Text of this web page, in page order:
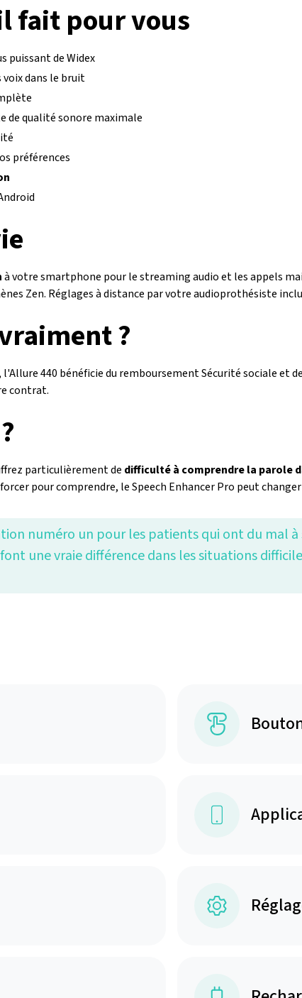
fait pour vous
puissant de Widex
dans le bruit
qualité sonore maximale
préférences
à votre smartphone pour le streaming audio et les appels
Zen. Réglages à distance par votre audioprothésiste
?
l'Allure 440 bénéficie du remboursement Sécurité sociale et
contrat.
particulièrement de difficulté à comprendre la parole
pour comprendre, le Speech Enhancer Pro peut
numéro un pour les patients qui ont du mal à
une vraie différence dans les situations